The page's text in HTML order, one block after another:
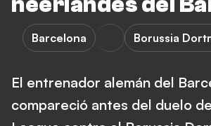
Barcelona Borussia
El entrenador alemán del
compareció antes del duelo